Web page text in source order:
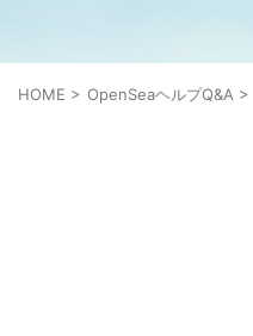
HOME > OpenSeaヘルプQ&A >